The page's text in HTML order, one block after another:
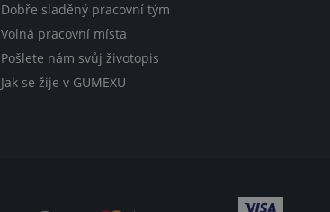
Dobře sladěný pracovní tým
Volná pracovní místa
Pošlete nám svůj životopis
Jak se žije v GUMEXU